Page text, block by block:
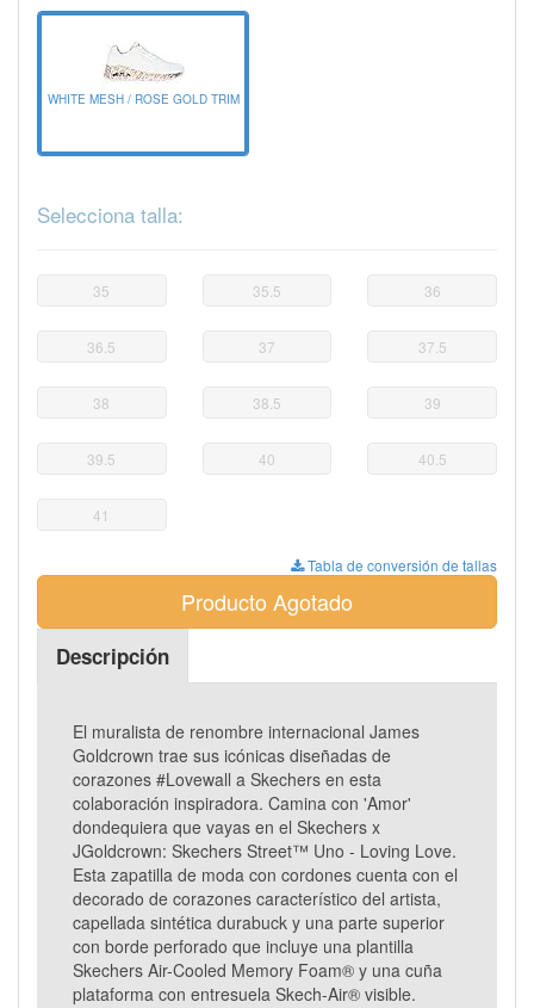
WHITE MESH / ROSE GOLD TRIM
Selecciona talla:
35 35.5 36
36.5 37 37.5
38 38.5 39
39.5 40 40.5
41
Tabla de conversión de tallas
Producto Agotado
Descripción
El muralista de renombre internacional James
Goldcrown trae sus icónicas diseñadas de
corazones #Lovewall a Skechers en esta
colaboración inspiradora. Camina con 'Amor'
dondequiera que vayas en el Skechers x
JGoldcrown: Skechers Street™ Uno - Loving Love.
Esta zapatilla de moda con cordones cuenta con el
decorado de corazones característico del artista,
capellada sintética durabuck y una parte superior
con borde perforado que incluye una plantilla
Skechers Air-Cooled Memory Foam® y una cuña
plataforma con entresuela Skech-Air® visible.